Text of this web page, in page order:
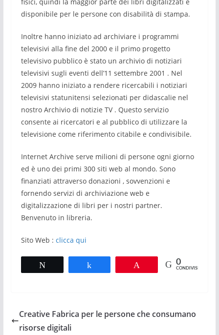
disponibile per le persone con disabilità di stampa.
Inoltre hanno iniziato ad archiviare i programmi
televisivi alla fine del 2000 e il primo progetto
televisivo pubblico è stato un archivio di notiziari
televisivi sugli eventi dell’11 settembre 2001 . Nel
2009 hanno iniziato a rendere ricercabili i notiziari
televisivi statunitensi selezionati per didascalie nel
nostro Archivio di notizie TV . Questo servizio
consente ai ricercatori e al pubblico di utilizzare la
televisione come riferimento citabile e condivisibile.
Internet Archive serve milioni di persone ogni giorno
ed è uno dei primi 300 siti web al mondo. Sono
finanziati attraverso donazioni , sovvenzioni e
fornendo servizi di archiviazione web e
digitalizzazione di libri per i nostri partner.
Benvenuto in libreria.
Sito Web : clicca qui
0
CONDIVISIONI
Creative Fabrica per le persone che consumano
risorse digitali